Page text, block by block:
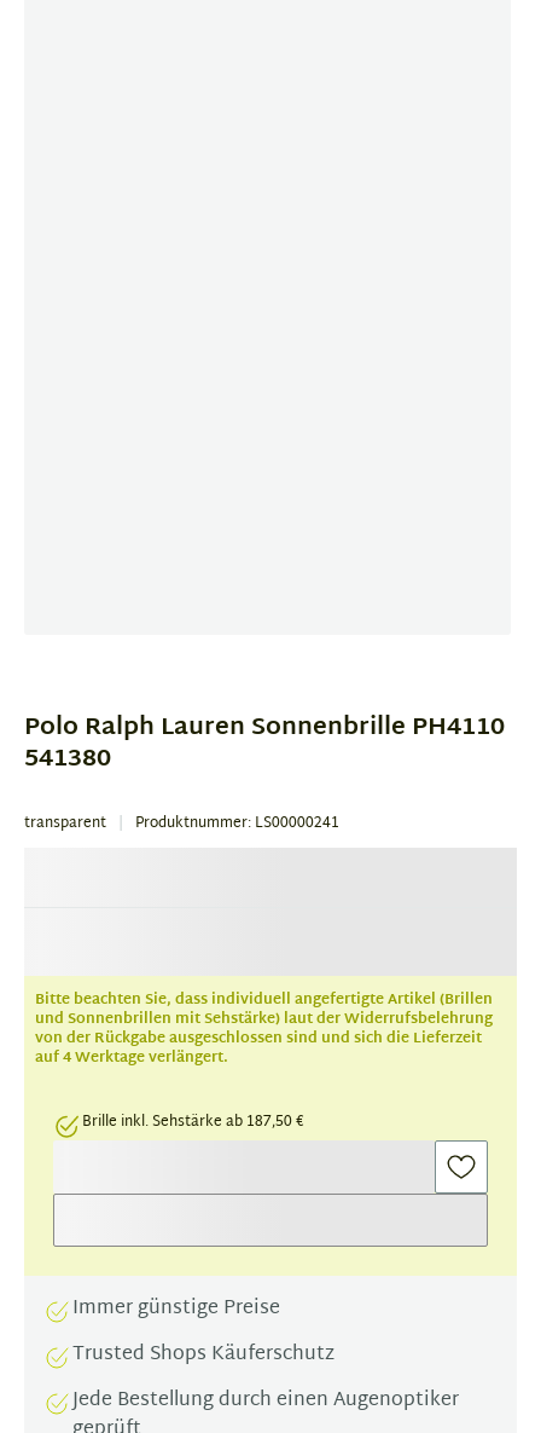
4
Polo Ralph Lauren Sonnenbrille PH4110
541380
transparent Produktnummer: LS00000241
Bitte beachten Sie, dass individuell angefertigte Artikel (Brillen
und Sonnenbrillen mit Sehstärke) laut der Widerrufsbelehrung
von der Rückgabe ausgeschlossen sind und sich die Lieferzeit
auf 4 Werktage verlängert.
Brille inkl. Sehstärke ab 187,50 €
Immer günstige Preise
Trusted Shops Käuferschutz
Jede Bestellung durch einen Augenoptiker